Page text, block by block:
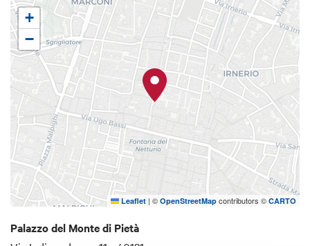
+
−
Leaflet | © OpenStreetMap contributors © CARTO
Palazzo del Monte di Pietà